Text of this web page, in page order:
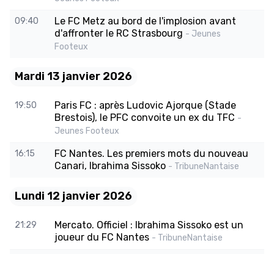
09:40
Le FC Metz au bord de l'implosion avant
d'affronter le RC Strasbourg - Jeunes
Footeux
Mardi 13 janvier 2026
19:50
Paris FC : après Ludovic Ajorque (Stade
Brestois), le PFC convoite un ex du TFC -
Jeunes Footeux
16:15
FC Nantes. Les premiers mots du nouveau
Canari, Ibrahima Sissoko - TribuneNantaise
Lundi 12 janvier 2026
21:29
Mercato. Officiel : Ibrahima Sissoko est un
joueur du FC Nantes - TribuneNantaise